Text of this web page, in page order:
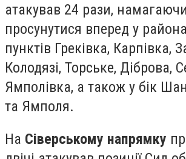
атакував 24 рази,
просунутися вперед у
пунктів Греківка, Карпівка,
Колодязі, Торське, Діброва,
Ямполівка, а також у бік
та Ямполя.
На Сіверському напрямку